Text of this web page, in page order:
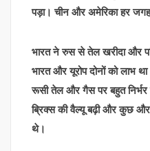
पड़ा। चीन और अमेरिका हर
भारत ने रुस से तेल खरीदा और
भारत और यूरोप दोनों को लाभ
रूसी तेल और गैस पर बहुत निर्भर
ब्रिक्स की वैल्यू बढ़ी और कुछ
थे।